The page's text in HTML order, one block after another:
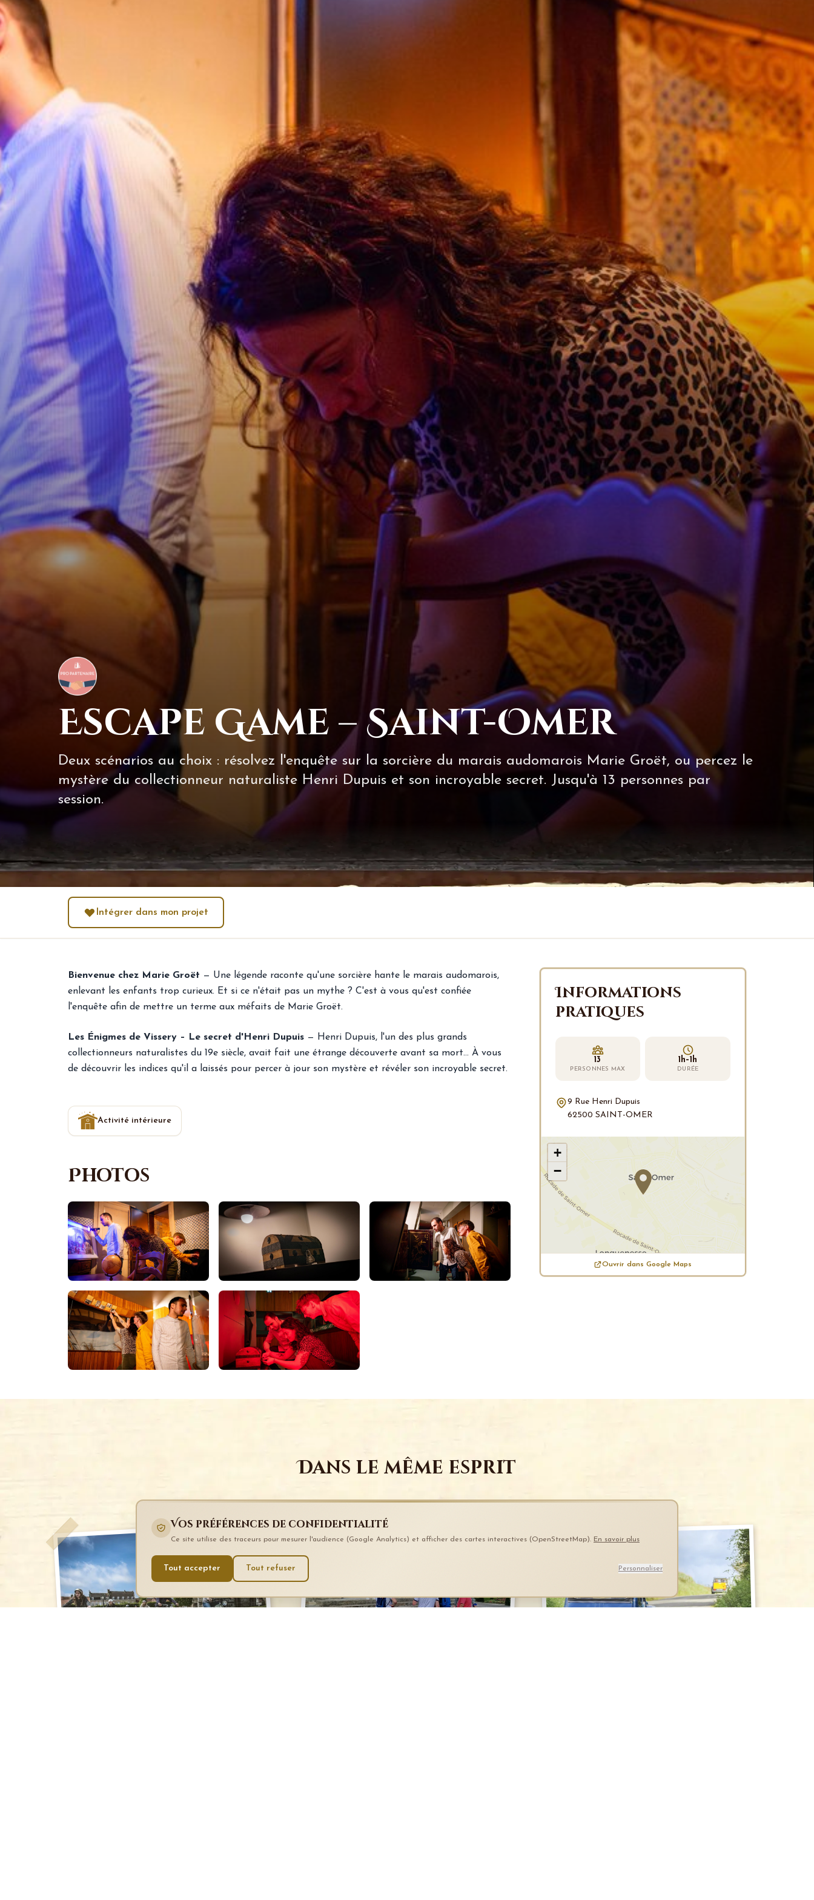
Escape Game – Saint-Omer
Deux scénarios au choix : résolvez l'enquête sur la sorcière du marais audomarois Marie Groët, ou percez le
mystère du collectionneur naturaliste Henri Dupuis et son incroyable secret. Jusqu'à 13 personnes par
session.
Intégrer dans mon projet
Bienvenue chez Marie Groët — Une légende raconte qu'une sorcière hante le marais audomarois,
enlevant les enfants trop curieux. Et si ce n'était pas un mythe ? C'est à vous qu'est confiée
l'enquête afin de mettre un terme aux méfaits de Marie Groët.
Les Énigmes de Vissery – Le secret d'Henri Dupuis — Henri Dupuis, l'un des plus grands
collectionneurs naturalistes du 19e siècle, avait fait une étrange découverte avant sa mort… À vous
de découvrir les indices qu'il a laissés pour percer à jour son mystère et révéler son incroyable secret.
Activité intérieure
Photos
Informations
pratiques
13
PERSONNES MAX
1h–1h
DURÉE
9 Rue Henri Dupuis
62500 SAINT-OMER
+
−
Ouvrir dans Google Maps
Dans le même esprit
Vos préférences de confidentialité
Ce site utilise des traceurs pour mesurer l'audience (Google Analytics) et afficher des cartes interactives (OpenStreetMap). En savoir plus
Tout accepter Tout refuser Personnaliser